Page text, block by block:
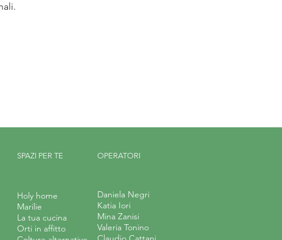
SPAZI PER TE OPERATORI
Holy home
Marilie
La tua cucina
Orti in affitto
Daniela Negri
Katia Iori
Mina Zanisi
Valeria Tonino